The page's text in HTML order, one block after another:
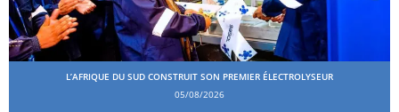
L’AFRIQUE DU SUD CONSTRUIT SON PREMIER ÉLECTROLYSEUR
05/08/2026